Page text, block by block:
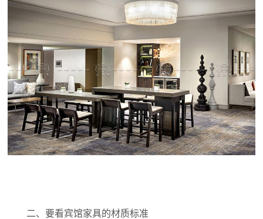
二、要看宾馆家具的材质标准